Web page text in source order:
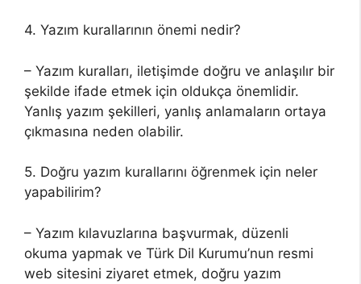
4. Yazım kurallarının önemi nedir?
– Yazım kuralları, iletişimde doğru ve anlaşılır bir
şekilde ifade etmek için oldukça önemlidir.
Yanlış yazım şekilleri, yanlış anlamaların ortaya
çıkmasına neden olabilir.
5. Doğru yazım kurallarını öğrenmek için neler
yapabilirim?
– Yazım kılavuzlarına başvurmak, düzenli
okuma yapmak ve Türk Dil Kurumu’nun resmi
web sitesini ziyaret etmek, doğru yazım